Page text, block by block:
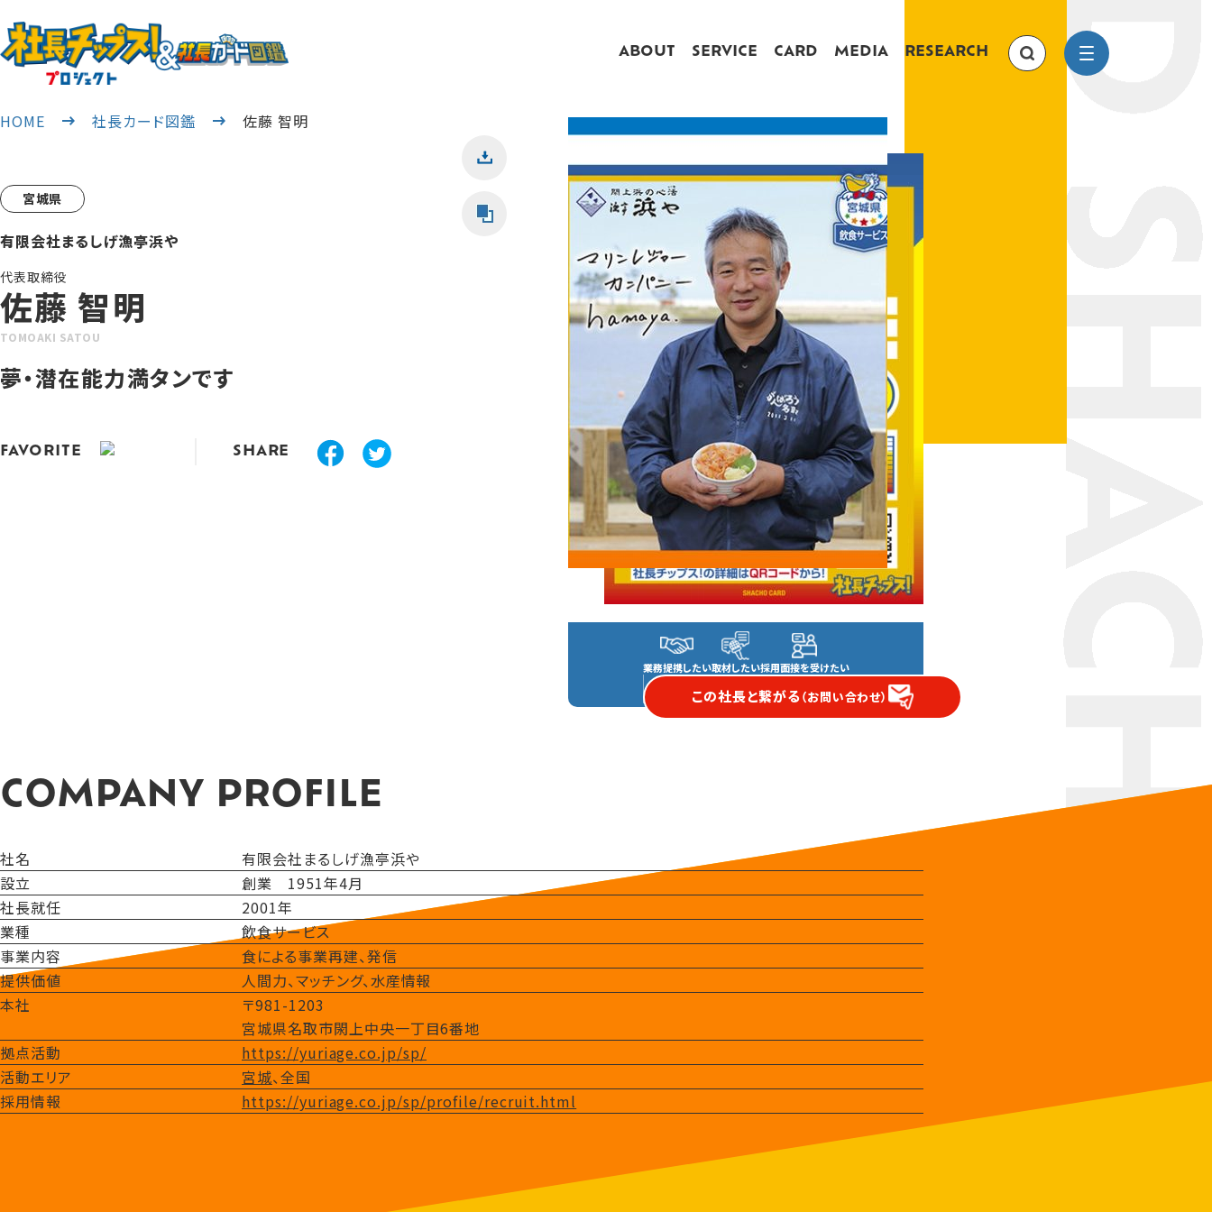
ABOUT SERVICE CARD MEDIA RESEARCH
HOME 社長カード図鑑 佐藤 智明
宮城県
有限会社まるしげ漁亭浜や
代表取締役
佐藤 智明
TOMOAKI SATOU
夢・潜在能力満タンです
FAVORITE SHARE
業務提携したい取材したい採用面接を受けたい
この社長と繋がる（お問い合わせ）
COMPANY PROFILE
社名
有限会社まるしげ漁亭浜や
設立
創業 1951年4月
社長就任
2001年
業種
飲食サービス
事業内容
食による事業再建、発信
提供価値
人間力、マッチング、水産情報
本社
〒981-1203
宮城県名取市閖上中央一丁目6番地
拠点活動
https://yuriage.co.jp/sp/
活動エリア
宮城、全国
採用情報
https://yuriage.co.jp/sp/profile/recruit.html